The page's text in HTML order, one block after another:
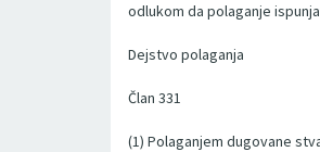
odlukom da polaganje
Dejstvo polaganja
Član 331
(1) Polaganjem dugovane